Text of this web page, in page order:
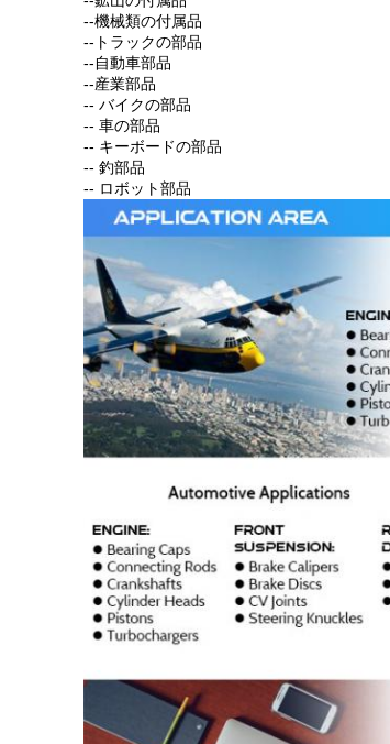
--機械類の付属品
--トラックの部品
--自動車部品
--産業部品
-- バイクの部品
-- 車の部品
-- キーボードの部品
-- 釣部品
-- ロボット部品